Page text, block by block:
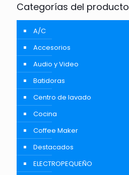
Categorías del producto
A/C
Accesorios
Audio y Video
Batidoras
Centro de lavado
Cocina
Coffee Maker
Destacados
ELECTROPEQUEÑO